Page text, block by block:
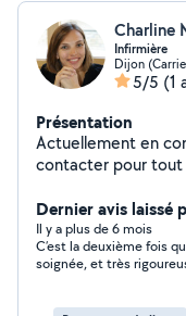
Charline
Infirmière
Dijon
5/5 (1
Présentation
Actuellement en
contacter pour tout
etc
Dernier avis laissé
Il y a plus de 6 mois
C’est la deuxième fois
soignée, et très